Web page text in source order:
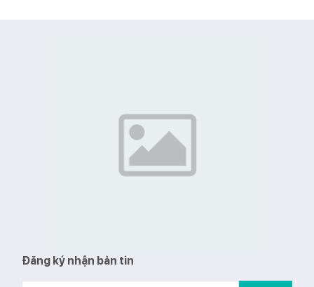
Đăng ký nhận bản tin